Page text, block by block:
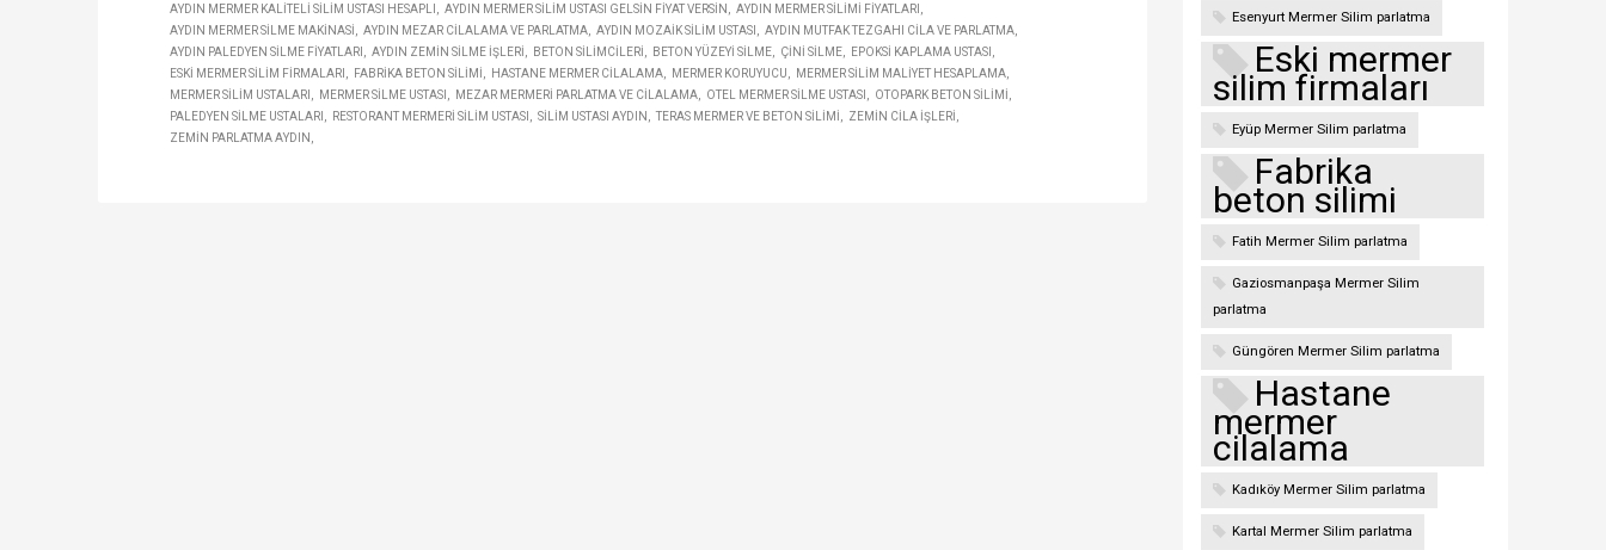
AYDIN MERMER KALITELI SILIM USTASI HESAPLI
AYDIN MERMER SILIM USTASI GELSIN FIYAT VERSIN
AYDIN MERMER SILIMI FIYATLARI
AYDIN MERMER SILME MAKINASI
AYDIN MEZAR CILALAMA VE PARLATMA AYDIN MOZAIK SILIM USTASI
AYDIN MUTFAK TEZGAHI CILA VE PARLATMA
AYDIN PALEDYEN SILME FIYATLARI
AYDIN ZEMIN SILME IŞLERI BETON SILIMCILERI BETON YÜZEYI SILME ÇINI SILME
EPOKSI KAPLAMA USTASI
ESKI MERMER SILIM FIRMALARI
FABRIKA BETON SILIMI HASTANE MERMER CILALAMA MERMER KORUYUCU
MERMER SILIM MALIYET HESAPLAMA
MERMER SILIM USTALARI
MERMER SILME USTASI MEZAR MERMERI PARLATMA VE CILALAMA OTEL MERMER SILME USTASI
OTOPARK BETON SILIMI
PALEDYEN SILME USTALARI
RESTORANT MERMERI SILIM USTASI SILIM USTASI AYDIN TERAS MERMER VE BETON SILIMI
ZEMIN CILA IŞLERI
ZEMIN PARLATMA AYDIN
Esenyurt Mermer Silim parlatma
Eski mermer
silim firmaları
Eyüp Mermer Silim parlatma
Fabrika
beton silimi
Fatih Mermer Silim parlatma
Gaziosmanpaşa Mermer Silim
parlatma
Güngören Mermer Silim parlatma
Hastane
mermer
cilalama
Kadıköy Mermer Silim parlatma
Kartal Mermer Silim parlatma